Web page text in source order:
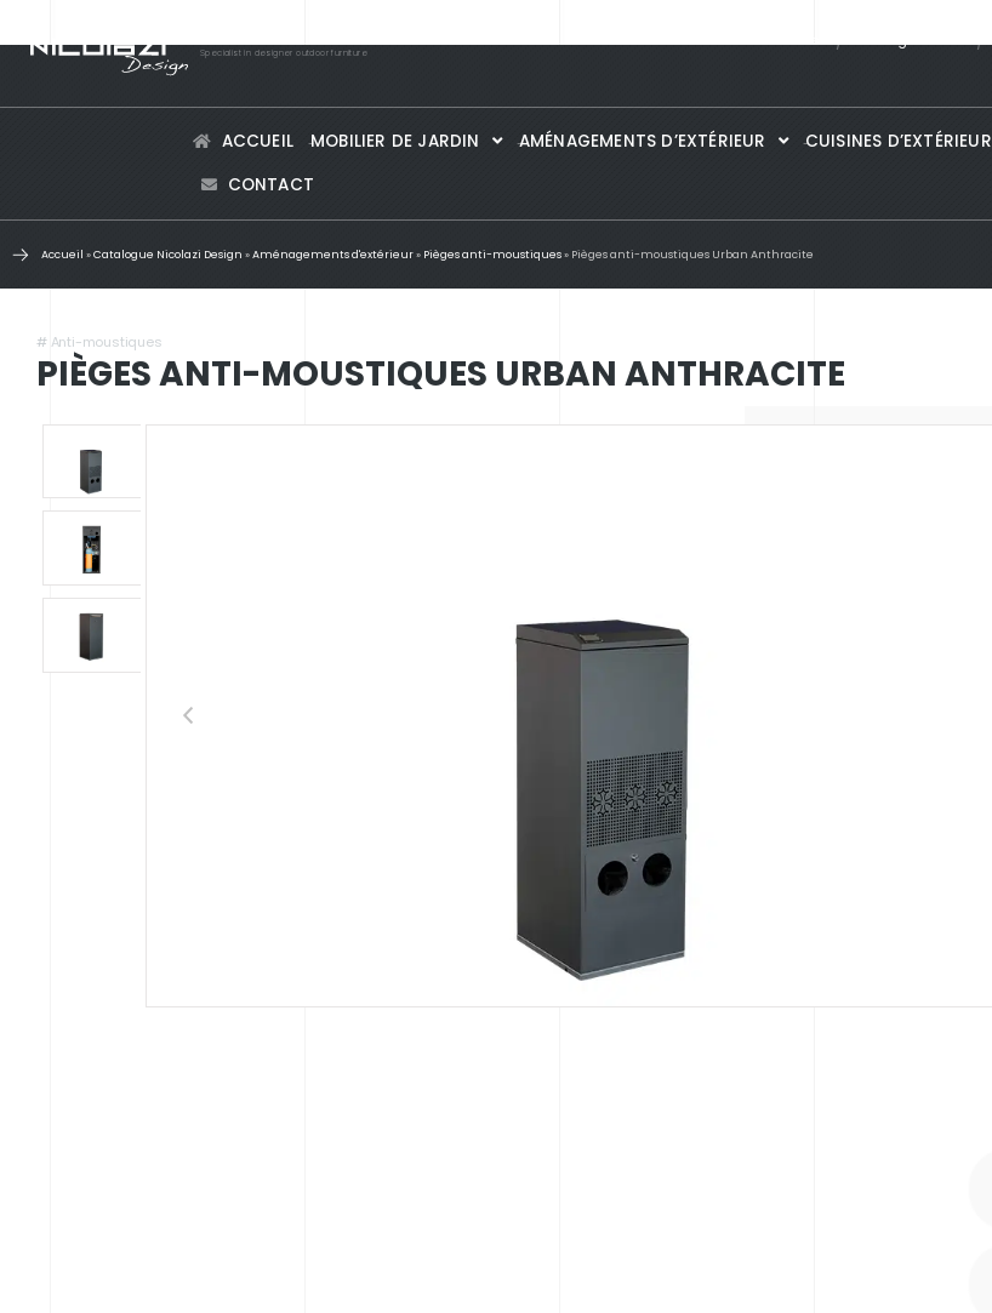
Specialist in designer outdoor furniture
ACCUEIL MOBILIER DE JARDIN AMÉNAGEMENTS D’EXTÉRIEUR CUISINES D’EXTÉRIEUR
CONTACT
Accueil »Catalogue Nicolazi Design »Aménagements d'extérieur» Pièges anti-moustiques» Pièges anti-moustiques Urban Anthracite
# Anti-moustiques
PIÈGES ANTI-MOUSTIQUES URBAN ANTHRACITE